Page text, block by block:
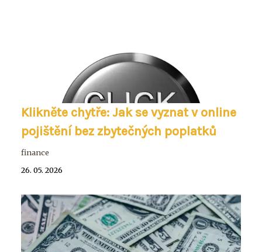
Klikněte chytře: Jak se vyznat v online
pojištění bez zbytečných poplatků
finance
26. 05. 2026